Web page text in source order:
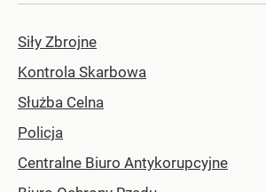
Siły Zbrojne
Kontrola Skarbowa
Służba Celna
Policja
Centralne Biuro Antykorupcyjne